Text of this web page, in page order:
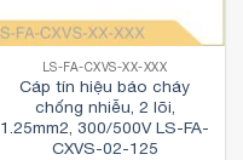
LS-FA-CXVS-XX-XXX
Cáp tín hiệu báo cháy
chống nhiễu, 2 lõi,
1.25mm2, 300/500V LS-FA-
CXVS-02-125